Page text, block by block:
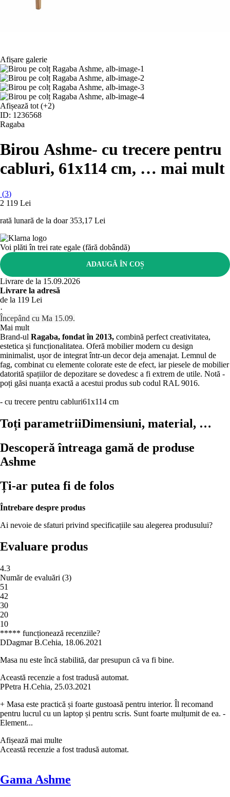
Afișare galerie
Afișează tot (+2)
ID: 1236568
Ragaba
Birou Ashme- cu trecere pentru
cabluri, 61x114 cm, … mai mult
(3)
2 119 Lei
rată lunară de la doar 353,17 Lei
Voi plăti în trei rate egale (fără dobândă)
ADAUGĂ ÎN COȘ
Livrare de la 15.09.2026
Livrare la adresă
de la 119 Lei
·
Începând cu Ma 15.09.
Mai mult
Brand-ul Ragaba, fondat în 2013, combină perfect creativitatea,
estetica și funcționalitatea. Oferă mobilier modern cu design
minimalist, ușor de integrat într-un decor deja amenajat. Lemnul de
fag, combinat cu elemente colorate este de efect, iar piesele de mobilier
datorită spațiilor de depozitare se dovedesc a fi extrem de utile. Notă -
poți găsi nuanța exactă a acestui produs sub codul RAL 9016.
- cu trecere pentru cabluri61x114 cm
Toți parametriiDimensiuni, material, …
Descoperă întreaga gamă de produse
Ashme
Ți-ar putea fi de folos
Întrebare despre produs
Ai nevoie de sfaturi privind specificațiile sau alegerea produsului?
Evaluare produs
4.3
Număr de evaluări (3)
51
42
30
20
10
***** funcționează recenziile?
DDagmar B.Cehia, 18.06.2021
Masa nu este încă stabilită, dar presupun că va fi bine.
Această recenzie a fost tradusă automat.
PPetra H.Cehia, 25.03.2021
+ Masa este practică și foarte gustoasă pentru interior. Îl recomand
pentru lucrul cu un laptop și pentru scris. Sunt foarte mulțumit de ea. -
Element...
Afișează mai multe
Această recenzie a fost tradusă automat.
Gama Ashme